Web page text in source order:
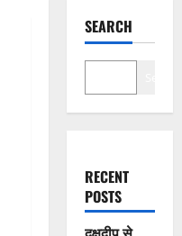
SEARCH
RECENT
POSTS